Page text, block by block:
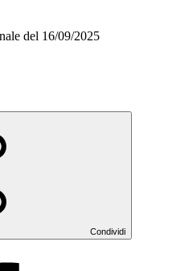
del 16/09/2025
Condividi